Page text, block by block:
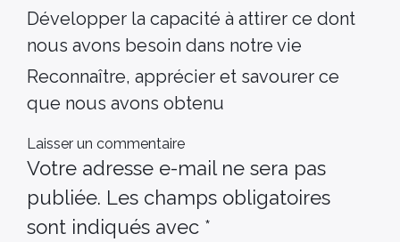
Développer la capacité à attirer ce dont
nous avons besoin dans notre vie
Reconnaître, apprécier et savourer ce
que nous avons obtenu
Laisser un commentaire
Votre adresse e-mail ne sera pas
publiée. Les champs obligatoires
sont indiqués avec *